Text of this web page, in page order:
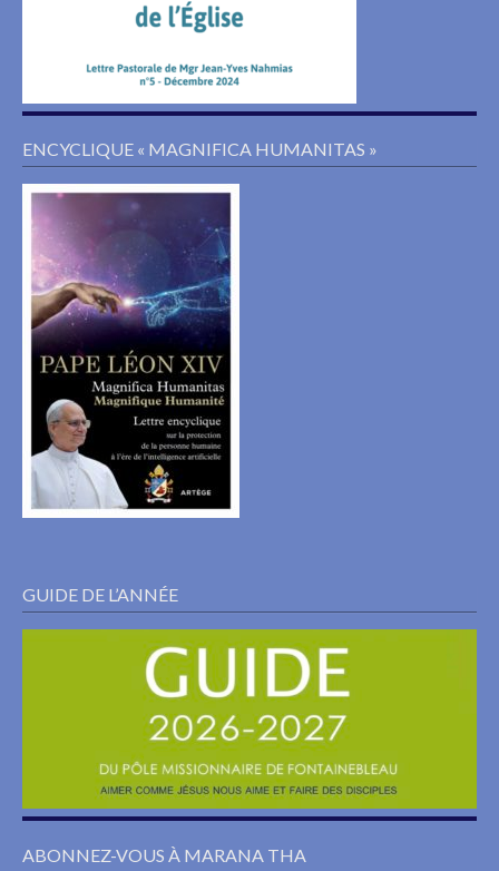
ENCYCLIQUE « MAGNIFICA HUMANITAS »
GUIDE DE L’ANNÉE
ABONNEZ-VOUS À MARANA THA